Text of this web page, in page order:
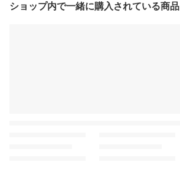
ショップ内で一緒に購入されている商品